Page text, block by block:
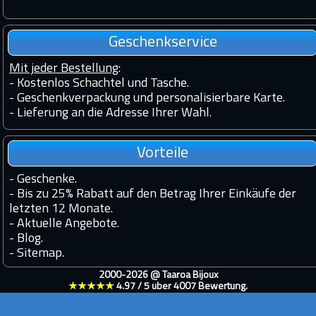
Geschenkservice
Mit jeder Bestellung:
- Kostenlos Schachtel und Tasche.
- Geschenkverpackung und personalisierbare Karte.
- Lieferung an die Adresse Ihrer Wahl.
Vorteile
- Geschenke.
- Bis zu 25% Rabatt auf den Betrag Ihrer Einkäufe der
letzten 12 Monate.
- Aktuelle Angebote.
- Blog.
- Sitemap.
2000-2026 @ Taaroa Bijoux
★★★★★ 4.97 / 5 über 4007 Bewertung.